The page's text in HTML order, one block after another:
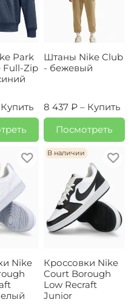
Park
Full-Zip
Купить
Штаны Nike Club
- бежевый
8 437 ₽ – Купить
Посмотреть
Nike
В наличии
Кроссовки Nike
Court Borough
Low Recraft
Junior